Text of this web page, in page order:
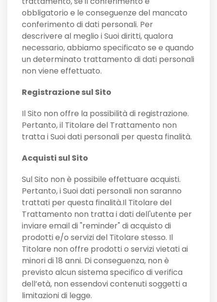
obbligatorio e le conseguenze del mancato
conferimento di dati personali. Per
descrivere al meglio i Suoi diritti, qualora
necessario, abbiamo specificato se e quando
un determinato trattamento di dati personali
non viene effettuato.
Registrazione sul Sito
Il Sito non offre la possibilità di registrazione.
Pertanto, il Titolare del Trattamento non
tratta i Suoi dati personali per questa finalità.
Acquisti sul Sito
Sul Sito non è possibile effettuare acquisti.
Pertanto, i Suoi dati personali non saranno
trattati per questa finalità.Il Titolare del
Trattamento non tratta i dati dell'utente per
inviare email di "reminder" di acquisto di
prodotti e/o servizi del Titolare stesso. Il
Titolare non offre prodotti o servizi vietati ai
minori di 18 anni. Di conseguenza, non è
previsto alcun sistema specifico di verifica
dell’età, non essendovi contenuti soggetti a
limitazioni di legge.